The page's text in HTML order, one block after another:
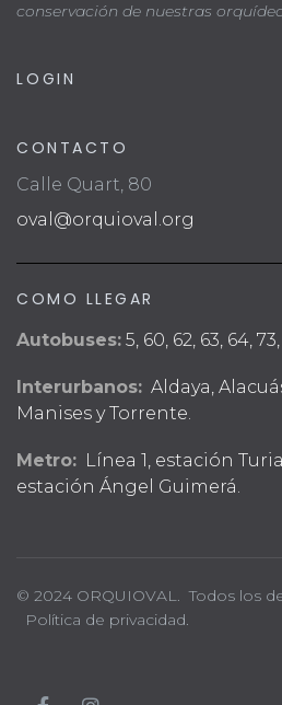
conservación de nuestras
LOGIN
CONTACTO
Calle Quart, 80
oval@orquioval.org
COMO LLEGAR
Autobuses: 5, 60, 62, 63, 64,
Interurbanos: Aldaya,
Manises y Torrente.
Metro: Línea 1, estación
estación Ángel Guimerá.
© 2024 ORQUIOVAL. Todos los
Política de privacidad.